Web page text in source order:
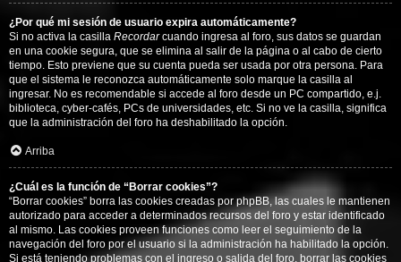
¿Por qué mi sesión de usuario expira automáticamente?
Si no activa la casilla Recordarcuando ingresa al foro, sus datos se guardan
en una cookie segura, que se elimina al salir de la página o al cabo de cierto
tiempo. Esto previene que su cuenta pueda ser usada por otra persona. Para
que el sistema le reconozca automáticamente solo marque la casilla al
ingresar. No es recomendable si accede al foro desde un PC compartido, e.j.
biblioteca, cyber-cafés, PCs de universidades, etc. Si no ve la casilla, significa
que la administración del foro ha deshabilitado la opción.
Arriba
¿Cuál es la función de “Borrar cookies”?
“Borrar cookies” borra las cookies creadas por phpBB, las cuales le mantienen
autorizado para acceder a determinados recursos del foro y estar identificado
al mismo. Las cookies proveen funciones como leer el seguimiento de la
navegación del foro por el usuario si la administración ha habilitado la opción.
Si está teniendo problemas con el ingreso o salida del foro, borrar las cookies